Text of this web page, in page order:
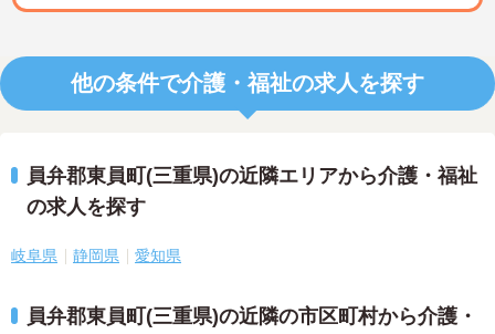
他の条件で介護・福祉の求人を探す
員弁郡東員町(三重県)の近隣エリアから介護・福祉
の求人を探す
岐阜県 静岡県 愛知県
員弁郡東員町(三重県)の近隣の市区町村から介護・